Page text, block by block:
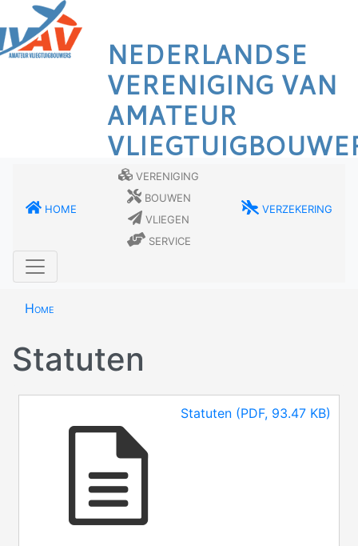
Overslaan
en
naar
NEDERLANDSE
VERENIGING VAN
AMATEUR
Home
Vereniging
Bouwen
Vliegen
Service
Verzekering
Home
Statuten
Document
Statuten (PDF, 93.47 KB)